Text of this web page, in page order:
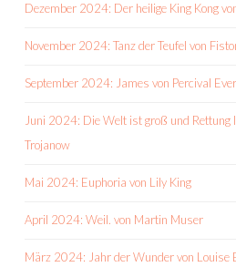
Dezember 2024: Der heilige King Kong
November 2024: Tanz der Teufel von
September 2024: James von Percival
Juni 2024: Die Welt ist groß und Rettung
Trojanow
Mai 2024: Euphoria von Lily King
April 2024: Weil. von Martin Muser
März 2024: Jahr der Wunder von Louise